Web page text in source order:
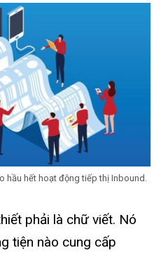
hầu hết hoạt động tiếp thị Inbound.
phải là chữ viết. Nó
tiện nào cung cấp